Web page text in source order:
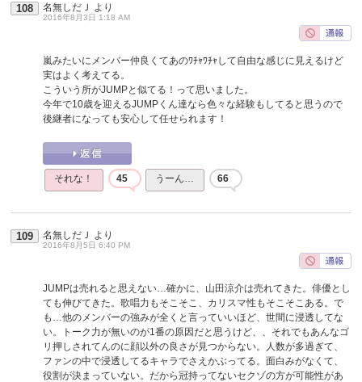
108 名無しだＪ より
2016年8月3日 1:18 AM
嵐みたいにメンバー仲良くてあのﾜﾁｬﾜﾁｬして自由な感じに見えるけど
実はよく考えてる。
こういう所がJUMPと似てる！って思いました。
今年で10歳を迎えるJUMPくん達なら色々な経験もしてると思うので
後継者になっても安心して任せられます！
それな！ 45 うーん… 66
109 名無しだＪ より
2016年8月5日 6:40 PM
JUMPは売れると思えない…確かに、山田涼介は売れてきた。俳優とし
ても伸びてきた。歌唱力もそこそこ、カリスマ性もそこそこある。で
も…他のメンバーの強みが全くと言っていいほど、世間に浸透してな
い。トーク力が無いのが1番の原因だと思うけど、、それでもあんなゴ
リ押しされてんのに顔以外の良さが見つからない。人数が多過ぎて、
ファンの中で浸透してるキャラでさえかぶってる。面白みがなくて、
役割が決まっていない。だから冠持ってないセクゾの方が可能性があ